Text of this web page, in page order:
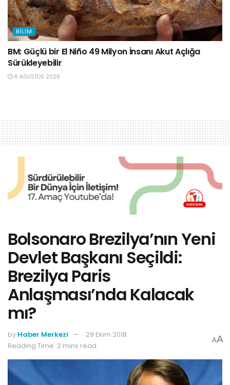
BILIM
BM: Güçlü bir El Niño 49 Milyon İnsanı Akut Açlığa
Sürükleyebilir
6 AĞUSTOS 2026
Bolsonaro Brezilya’nın Yeni
Devlet Başkanı Seçildi:
Brezilya Paris
Anlaşması’nda Kalacak
mı?
by Haber Merkezi
29 Ekim 2018
Reading Time: 2 mins read
AA